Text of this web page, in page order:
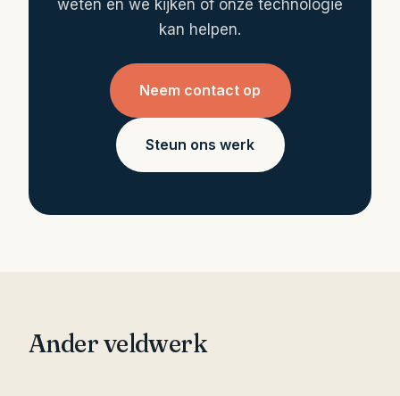
weten en we kijken of onze technologie
kan helpen.
Neem contact op
Steun ons werk
Ander veldwerk